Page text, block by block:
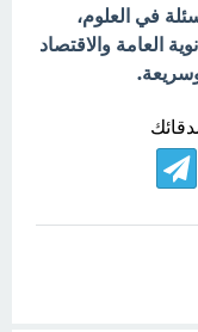
في العلوم،
العامة والاقتصاد